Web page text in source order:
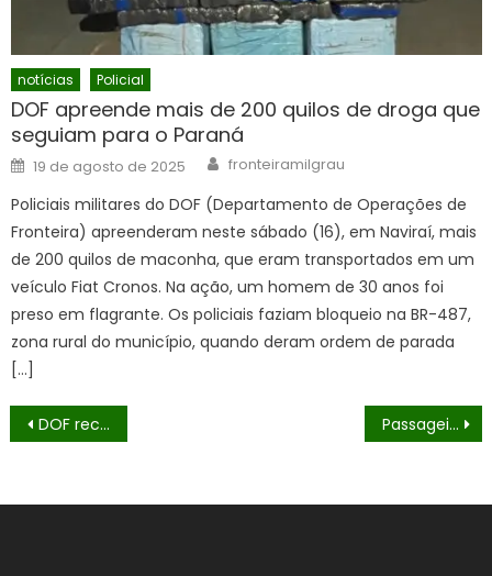
notícias Policial
DOF apreende mais de 200 quilos de droga que
seguiam para o Paraná
Posted
on
19 de agosto de 2025 Author
fronteiramilgrau
Policiais militares do DOF (Departamento de Operações de
Fronteira) apreenderam neste sábado (16), em Naviraí, mais
de 200 quilos de maconha, que eram transportados em um
veículo Fiat Cronos. Na ação, um homem de 30 anos foi
preso em flagrante. Os policiais faziam bloqueio na BR-487,
zona rural do município, quando deram ordem de parada
[…]
Navegação
Post
DOF recupera veículo roubado que seguia em comboio com quase meio milhão de reais em cigarros contrabandeados Passageiro de ônibus que seguia com droga para Campo Grande é preso pelo DOF em Amambai